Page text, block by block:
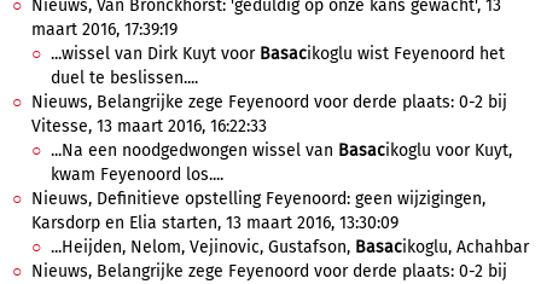
Nieuws, Van Bronckhorst: 'geduldig op onze kans gewacht', 13
maart 2016, 17:39:19
...wissel van Dirk Kuyt voor Basacikoglu wist Feyenoord het
duel te beslissen....
Nieuws, Belangrijke zege Feyenoord voor derde plaats: 0-2 bij
Vitesse, 13 maart 2016, 16:22:33
...Na een noodgedwongen wissel van Basacikoglu voor Kuyt,
kwam Feyenoord los....
Nieuws, Definitieve opstelling Feyenoord: geen wijzigingen,
Karsdorp en Elia starten, 13 maart 2016, 13:30:09
...Heijden, Nelom, Vejinovic, Gustafson, Basacikoglu, Achahbar
Nieuws, Belangrijke zege Feyenoord voor derde plaats: 0-2 bij